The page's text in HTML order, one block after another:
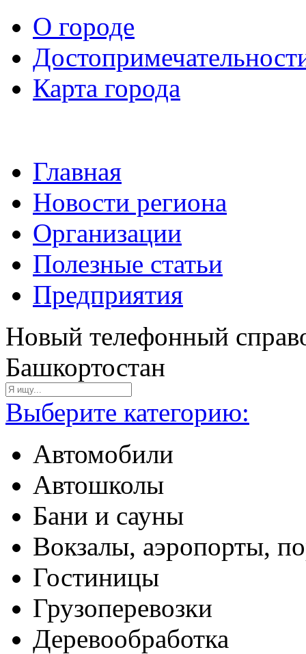
О городе
Карта города
Главная
Новости региона
Организации
Полезные статьи
Предприятия
Новый телефонный
Башкортостан
Выберите категорию:
Автомобили
Автошколы
Бани и сауны
Вокзалы, аэропорты,
Гостиницы
Грузоперевозки
Деревообработка